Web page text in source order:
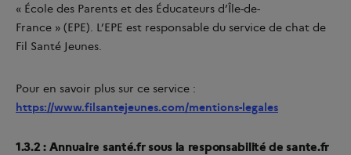
« École des Parents et des Éducateurs d’Île-de-
France » (EPE). L’EPE est responsable du service de chat de
Fil Santé Jeunes.
Pour en savoir plus sur ce service :
https://www.filsantejeunes.com/mentions-legales
1.3.2 : Annuaire santé.fr sous la responsabilité de sante.fr